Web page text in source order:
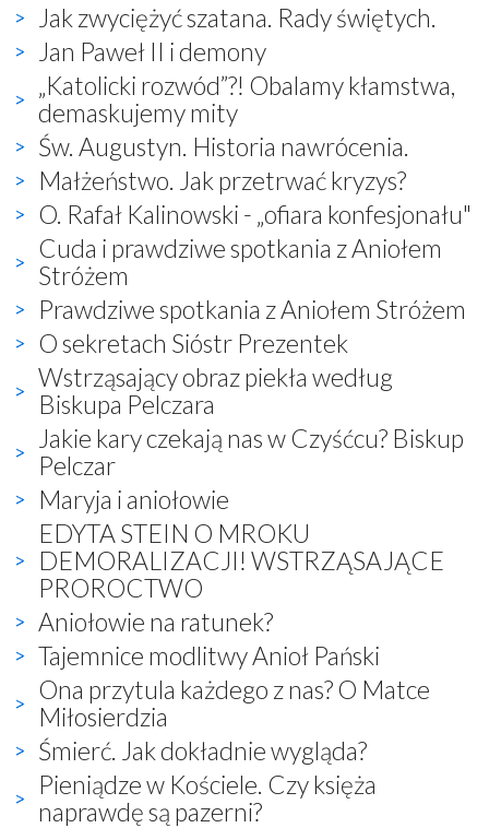
Jak zwyciężyć szatana. Rady świętych.
Jan Paweł II i demony
„Katolicki rozwód”?! Obalamy kłamstwa,
demaskujemy mity
Św. Augustyn. Historia nawrócenia.
Małżeństwo. Jak przetrwać kryzys?
O. Rafał Kalinowski - „ofiara konfesjonału"
Cuda i prawdziwe spotkania z Aniołem
Stróżem
Prawdziwe spotkania z Aniołem Stróżem
O sekretach Sióstr Prezentek
Wstrząsający obraz piekła według
Biskupa Pelczara
Jakie kary czekają nas w Czyśćcu? Biskup
Pelczar
Maryja i aniołowie
EDYTA STEIN O MROKU
DEMORALIZACJI! WSTRZĄSAJĄCE
PROROCTWO
Aniołowie na ratunek?
Tajemnice modlitwy Anioł Pański
Ona przytula każdego z nas? O Matce
Miłosierdzia
Śmierć. Jak dokładnie wygląda?
Pieniądze w Kościele. Czy księża
naprawdę są pazerni?